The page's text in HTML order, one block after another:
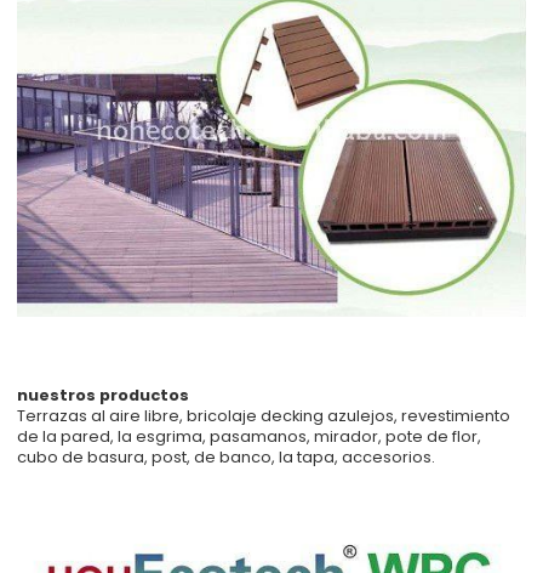
nuestros productos
Terrazas al aire libre, bricolaje decking azulejos, revestimiento
de la pared, la esgrima, pasamanos, mirador, pote de flor,
cubo de basura, post, de banco, la tapa, accesorios.